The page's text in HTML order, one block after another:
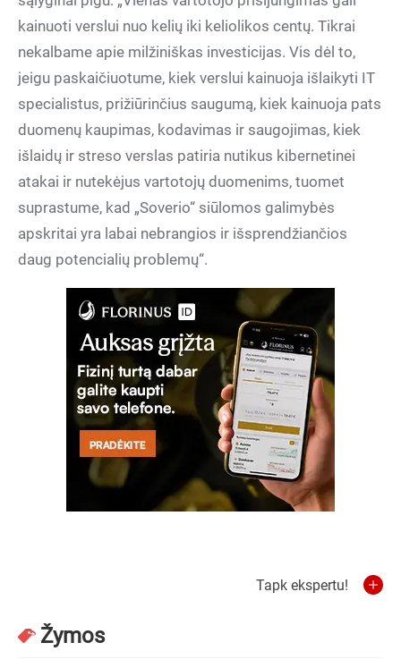
kainuoti verslui nuo kelių iki keliolikos centų. Tikrai
nekalbame apie milžiniškas investicijas. Vis dėl to,
jeigu paskaičiuotume, kiek verslui kainuoja išlaikyti IT
specialistus, prižiūrinčius saugumą, kiek kainuoja pats
duomenų kaupimas, kodavimas ir saugojimas, kiek
išlaidų ir streso verslas patiria nutikus kibernetinei
atakai ir nutekėjus vartotojų duomenims, tuomet
suprastume, kad „Soverio“ siūlomos galimybės
apskritai yra labai nebrangios ir išsprendžiančios
daug potencialių problemų“.
Tapk ekspertu!
Žymos